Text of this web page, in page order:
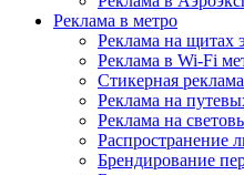
Реклама в метро
Реклама на щитах
Реклама в Wi-Fi
Стикерная
Реклама на
Реклама на
Распространение
Брендирование